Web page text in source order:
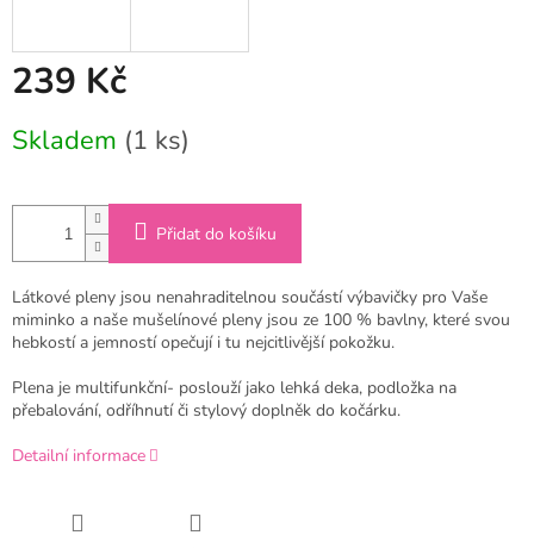
239 Kč
cena:
Skladem (1 ks)
Přidat do košíku
Látkové pleny jsou nenahraditelnou součástí výbavičky pro Vaše
miminko a naše mušelínové pleny jsou ze 100 % bavlny, které svou
hebkostí a jemností opečují i tu nejcitlivější pokožku.
Plena je multifunkční- poslouží jako lehká deka, podložka na
přebalování, odříhnutí či stylový doplněk do kočárku.
Detailní informace